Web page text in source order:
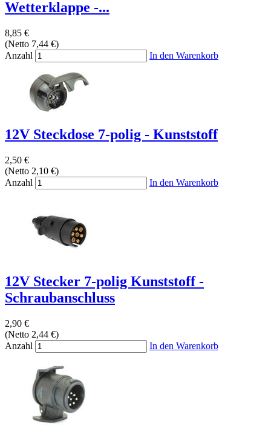
Wetterklappe -...
8,85 €
(Netto 7,44 €)
Anzahl
In den Warenkorb
12V Steckdose 7-polig - Kunststoff
2,50 €
(Netto 2,10 €)
Anzahl
In den Warenkorb
12V Stecker 7-polig Kunststoff -
Schraubanschluss
2,90 €
(Netto 2,44 €)
Anzahl
In den Warenkorb